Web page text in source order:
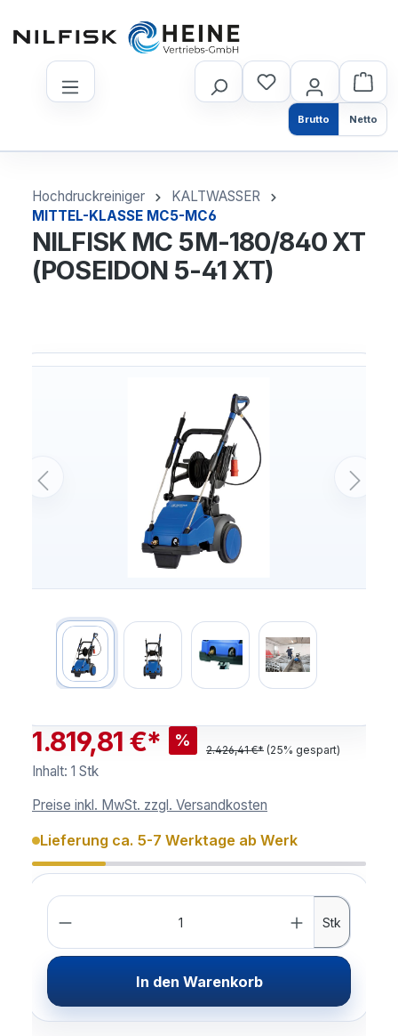
Brutto Netto
Hochdruckreiniger
KALTWASSER
MITTEL-KLASSE MC5-MC6
NILFISK MC 5M-180/840 XT
(POSEIDON 5-41 XT)
1.819,81 €* %
2.426,41 €* (25% gespart)
Inhalt: 1 Stk
Preise inkl. MwSt. zzgl. Versandkosten
Lieferung ca. 5-7 Werktage ab Werk
Anzahl
Stk
In den Warenkorb